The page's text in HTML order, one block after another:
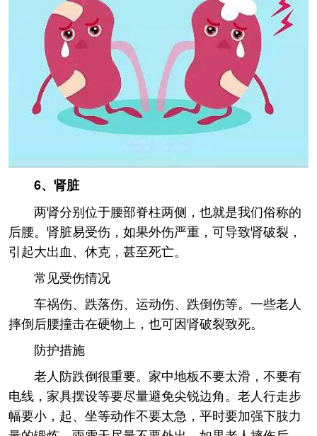
6、肾脏
两肾分别位于腰部脊柱两侧，也就是我们俗称的
后腰。肾脏易受伤，如果外伤严重，可导致肾破裂，
引起大出血、休克，甚至死亡。
常见受伤情况
车祸伤、跌落伤、运动伤、跌倒伤等。一些老人
摔倒后腰撞击在硬物上，也可因肾破裂致死。
防护措施
老人防跌倒很重要。家中地板不要太滑，不要有
电线，家具摆设等要尽量避免尖锐边角。老人行走步
幅要小，起、坐等动作不要太急，平时要加强下肢力